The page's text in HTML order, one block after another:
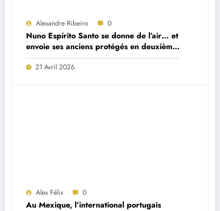
Alexandre Ribeiro 0
Nuno Espírito Santo se donne de l’air… et
envoie ses anciens protégés en deuxième
division
21 Avril 2026
Alex Félix 0
Au Mexique, l’international portugais